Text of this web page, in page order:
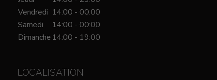
Vendredi 14:00 - 00:00
Samedi
14:00 - 00:00
Dimanche 14:00 - 19:00
LOCALISATION